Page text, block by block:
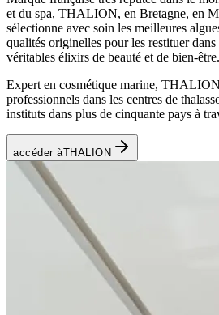
et du spa, THALION, en Bretagne, en
sélectionne avec soin les meilleures
qualités originelles pour les restituer
véritables élixirs de beauté et de bien-être.
Expert en cosmétique marine,
professionnels dans les centres de
instituts dans plus de cinquante pays à
accéder àTHALION